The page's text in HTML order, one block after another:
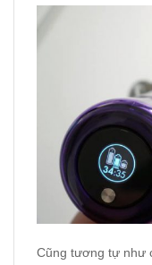
Cũng tương tự như